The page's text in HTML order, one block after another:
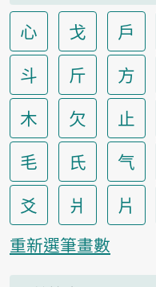
心 戈 戶
斗
斤 方
木
欠 止
毛
氏 气
爻
爿 片
重新選筆畫數